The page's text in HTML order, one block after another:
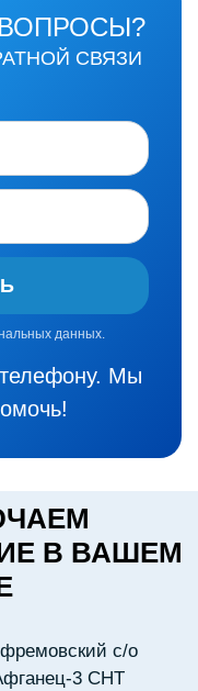
СВЯЗИ
данных.
Мы
В ВАШЕМ
с/о
3 СНТ